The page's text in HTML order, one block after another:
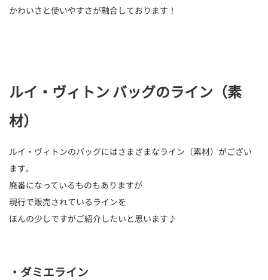
かわいさと使いやすさが融合しております！
ルイ・ヴィトン バッグのライン（素
材）
ルイ・ヴィトンのバッグにはさまざまなライン（素材）がござい
ます。
廃番になっているものもありますが
現行で販売されているラインを
ほんの少しですがご紹介したいと思います♪
・ダミエライン